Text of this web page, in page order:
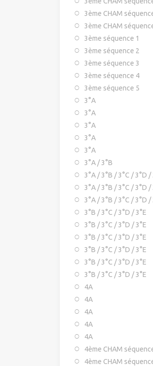
3ème CHAM
3ème CHAM
3ème séquence 1
3ème séquence 2
3ème séquence 3
3ème séquence 4
3ème séquence 5
3°A
3°A
3°A
3°A
3°A
3°A / 3°B
3°A / 3°B / 3°C / 3°D /
3°A / 3°B / 3°C / 3°D /
3°A / 3°B / 3°C / 3°D /
3°B / 3°C / 3°D / 3°E
3°B / 3°C / 3°D / 3°E
3°B / 3°C / 3°D / 3°E
3°B / 3°C / 3°D / 3°E
3°B / 3°C / 3°D / 3°E
3°B / 3°C / 3°D / 3°E
4A
4A
4A
4A
4A
4ème CHAM
4ème CHAM